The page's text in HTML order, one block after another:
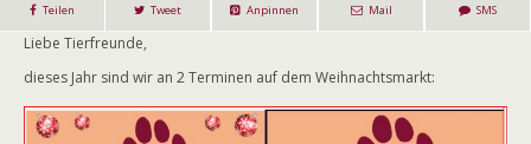
Teilen Tweet Anpinnen Mail SMS
Liebe Tierfreunde,
dieses Jahr sind wir an 2 Terminen auf dem Weihnachtsmarkt: